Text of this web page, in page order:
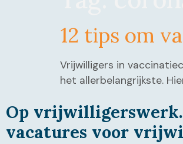
12 tips om
Vrijwilligers in
het allerbelangrijkste.
Op
vacatures voor